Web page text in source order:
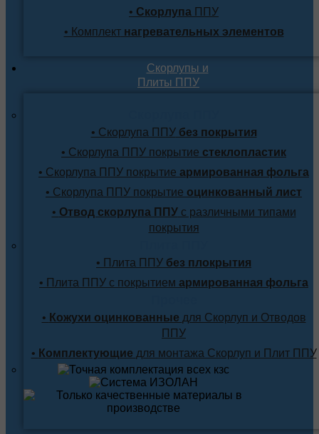
• Скорлупа ППУ
• Комплектнагревательных элементов
Скорлупы и
Плиты ППУ
• Скорлупа ППУбез покрытия
• Скорлупа ППУ покрытие стеклопластик
• Скорлупа ППУ покрытие армированная фольга
• Скорлупа ППУ покрытие оцинкованный лист
• Отвод скорлупа ППУс различными типами
покрытия
• Плита ППУ без плокрытия
• Плита ППУ с покрытием армированная фольга
• Кожухи оцинкованные для Скорлуп и Отводов
ППУ
• Комплектующие для монтажа Скорлуп и Плит ППУ